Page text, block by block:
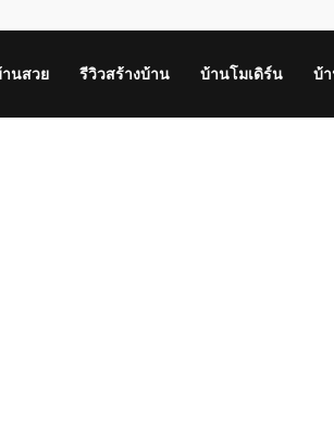
นสวย รีวิวสร้างบ้าน บ้านโมเดิร์น บ้